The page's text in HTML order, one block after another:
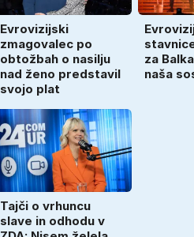
Evrovizijski
zmagovalec po
obtožbah o nasilju
nad ženo predstavil
svojo plat
za
naša
Tajči o vrhuncu
slave in odhodu v